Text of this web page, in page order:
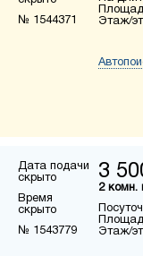
№ 1544371
Этаж/
Дата подачи
скрыто
Время
скрыто
№ 1543779
3
2 комн.
Этаж/